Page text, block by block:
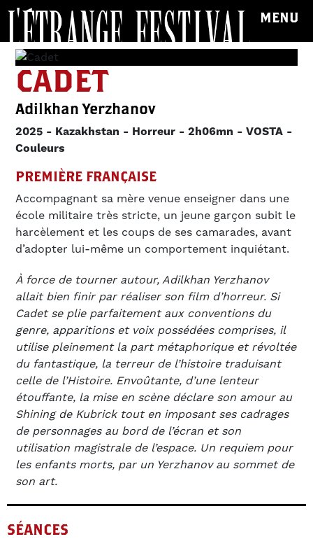
MENU
CADET
Adilkhan Yerzhanov
2025 Kazakhstan Horreur 2h06mn
VOSTA
Couleurs
PREMIÈRE FRANÇAISE
Accompagnant sa mère venue enseigner dans une
école militaire très stricte, un jeune garçon subit le
harcèlement et les coups de ses camarades, avant
d’adopter lui-même un comportement inquiétant.
À force de tourner autour, Adilkhan Yerzhanov
allait bien finir par réaliser son film d’horreur. Si
Cadet se plie parfaitement aux conventions du
genre, apparitions et voix possédées comprises, il
utilise pleinement la part métaphorique et révoltée
du fantastique, la terreur de l’histoire traduisant
celle de l’Histoire. Envoûtante, d’une lenteur
étouffante, la mise en scène déclare son amour au
Shining de Kubrick tout en imposant ses cadrages
de personnages au bord de l’écran et son
utilisation magistrale de l’espace. Un requiem pour
les enfants morts, par un Yerzhanov au sommet de
son art.
SÉANCES